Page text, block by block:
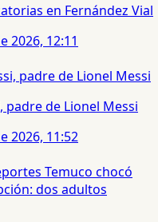
en Fernández Vial
2026, 12:11
padre de Lionel Messi
2026, 11:52